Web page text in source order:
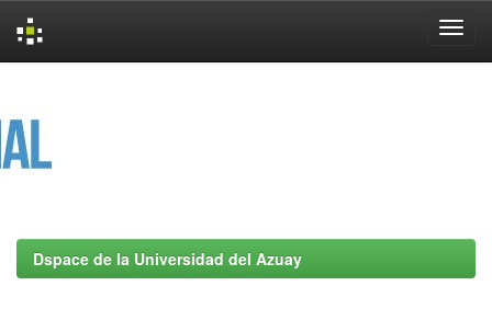
Dspace de la Universidad del Azuay